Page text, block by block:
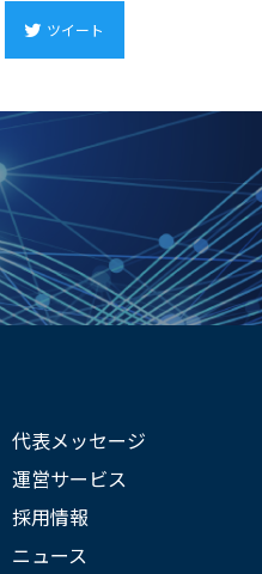
ツイート
代表メッセージ
運営サービス
採用情報
ニュース